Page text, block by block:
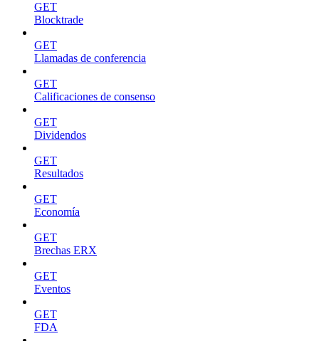
GET
Blocktrade
GET
Llamadas de conferencia
GET
Calificaciones de consenso
GET
Dividendos
GET
Resultados
GET
Economía
GET
Brechas ERX
GET
Eventos
GET
FDA